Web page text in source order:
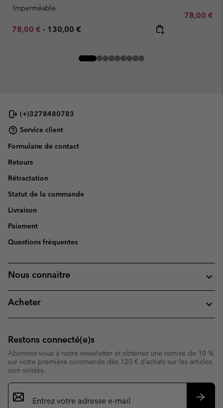
Imperméable
Minimum sale price:
78,00 € - Maximum price:
130,00 €
Minimum
78,00 €
(+)3278480783
Service client
Formulaire de contact
Retours
Rétractation
Statut de la commande
Livraison
Paiement
Questions fréquentes
Nous connaitre
Acheter
Restons connecté(e)s
Abonnez-vous à notre newsletter et obtenez une remise de 10 %
sur votre première commande dès 120 € d’achats sur les articles
non soldés.
Inscription
par